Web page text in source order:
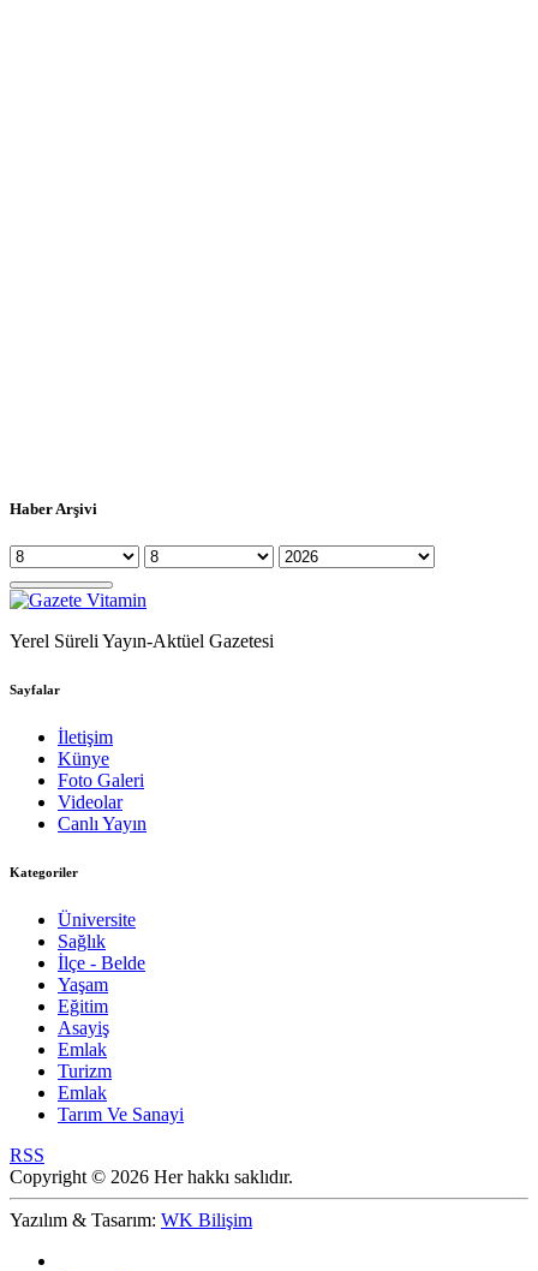
Haber Arşivi
Yerel Süreli Yayın-Aktüel Gazetesi
Sayfalar
İletişim
Künye
Foto Galeri
Videolar
Canlı Yayın
Kategoriler
Üniversite
Sağlık
İlçe - Belde
Yaşam
Eğitim
Asayiş
Emlak
Turizm
Emlak
Tarım Ve Sanayi
RSS
Copyright © 2026 Her hakkı saklıdır.
Yazılım & Tasarım: WK Bilişim